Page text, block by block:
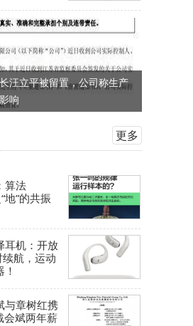
汪立平被留置，公司称生产
响
更多
算法
地”的共振
耳机：开放
航，运动
与章树红携
会斌两年薪